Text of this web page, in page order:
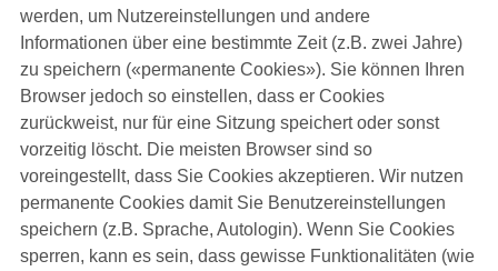
werden, um Nutzereinstellungen und andere
Informationen über eine bestimmte Zeit (z.B. zwei Jahre)
zu speichern («permanente Cookies»). Sie können Ihren
Browser jedoch so einstellen, dass er Cookies
zurückweist, nur für eine Sitzung speichert oder sonst
vorzeitig löscht. Die meisten Browser sind so
voreingestellt, dass Sie Cookies akzeptieren. Wir nutzen
permanente Cookies damit Sie Benutzereinstellungen
speichern (z.B. Sprache, Autologin). Wenn Sie Cookies
sperren, kann es sein, dass gewisse Funktionalitäten (wie